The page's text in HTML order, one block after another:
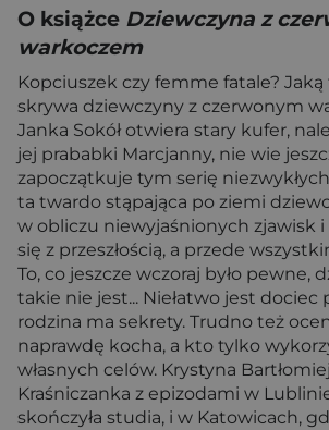
O książce Dziewczyna z
warkoczem
Kopciuszek czy femme fatale?
skrywa dziewczyny z czerwonym
Janka Sokół otwiera stary kufer,
jej prababki Marcjanny, nie wie
zapoczątkuje tym serię
ta twardo stąpająca po ziemi
w obliczu niewyjaśnionych zjawisk
się z przeszłością, a przede
To, co jeszcze wczoraj było pewne,
takie nie jest... Niełatwo jest dociec
rodzina ma sekrety. Trudno też
naprawdę kocha, a kto tylko
własnych celów. Krystyna
Kraśniczanka z epizodami w
skończyła studia, i w Katowicach,